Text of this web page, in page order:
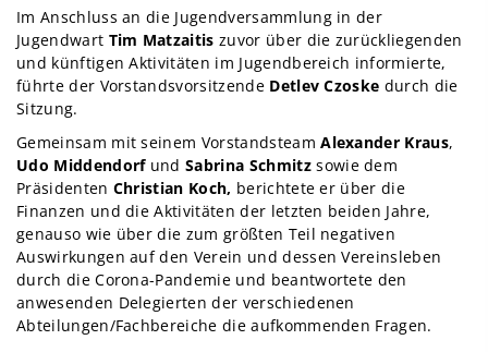
Im Anschluss an die Jugendversammlung in der
Jugendwart Tim Matzaitis zuvor über die zurückliegenden
und künftigen Aktivitäten im Jugendbereich informierte,
führte der Vorstandsvorsitzende Detlev Czoske durch die
Sitzung.
Gemeinsam mit seinem VorstandsteamAlexander Kraus,
Udo MiddendorfundSabrina Schmitzsowie dem
Präsidenten Christian Koch, berichtete er über die
Finanzen und die Aktivitäten der letzten beiden Jahre,
genauso wie über die zum größten Teil negativen
Auswirkungen auf den Verein und dessen Vereinsleben
durch die Corona-Pandemie und beantwortete den
anwesenden Delegierten der verschiedenen
Abteilungen/Fachbereiche die aufkommenden Fragen.